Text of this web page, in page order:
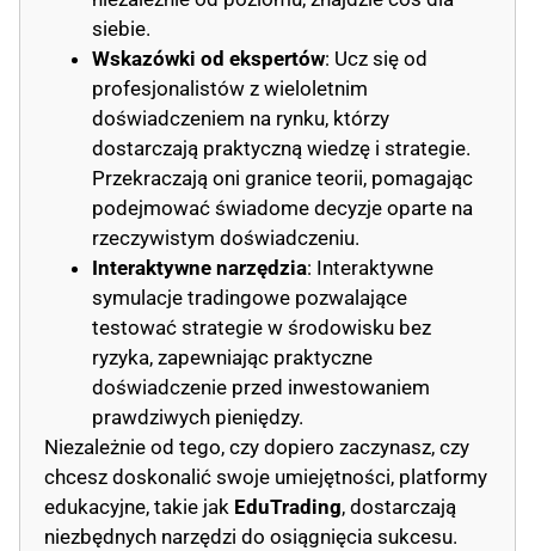
siebie.
Wskazówki od ekspertów: Ucz się od
profesjonalistów z wieloletnim
doświadczeniem na rynku, którzy
dostarczają praktyczną wiedzę i strategie.
Przekraczają oni granice teorii, pomagając
podejmować świadome decyzje oparte na
rzeczywistym doświadczeniu.
Interaktywne narzędzia: Interaktywne
symulacje tradingowe pozwalające
testować strategie w środowisku bez
ryzyka, zapewniając praktyczne
doświadczenie przed inwestowaniem
prawdziwych pieniędzy.
Niezależnie od tego, czy dopiero zaczynasz, czy
chcesz doskonalić swoje umiejętności, platformy
edukacyjne, takie jak EduTrading, dostarczają
niezbędnych narzędzi do osiągnięcia sukcesu.